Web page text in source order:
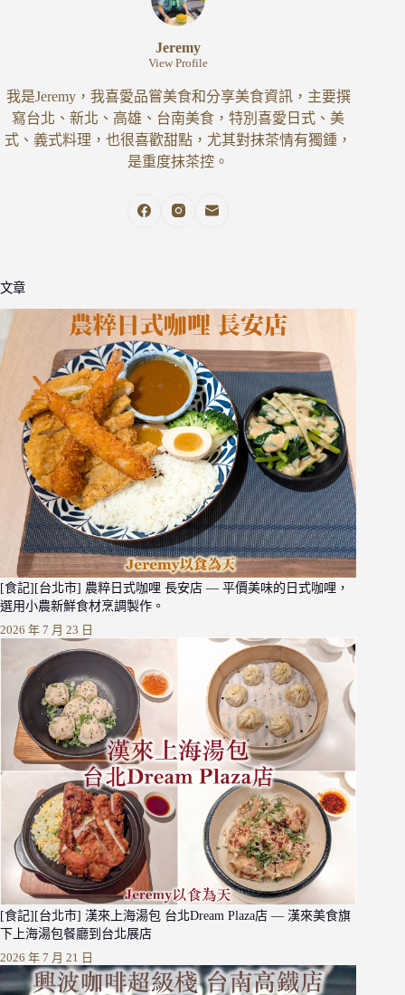
Jeremy
View Profile
我是Jeremy，我喜愛品嘗美食和分享美食資訊，主要撰
寫台北、新北、高雄、台南美食，特別喜愛日式、美
式、義式料理，也很喜歡甜點，尤其對抹茶情有獨鍾，
是重度抹茶控。
文章
[食記][台北市] 農粹日式咖哩 長安店 — 平價美味的日式咖哩，
選用小農新鮮食材烹調製作。
2026 年 7 月 23 日
[食記][台北市] 漢來上海湯包 台北Dream Plaza店 — 漢來美食旗
下上海湯包餐廳到台北展店
2026 年 7 月 21 日